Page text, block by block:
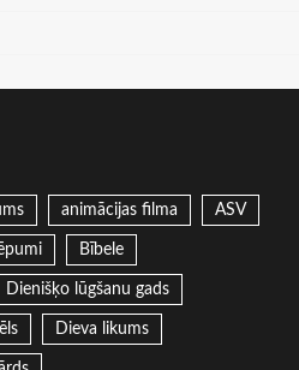
animācijas filma ASV
Bībele
Dienišķo lūgšanu gads
Dieva likums